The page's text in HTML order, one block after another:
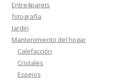
Entre4parets
fotografía
Jardín
Mantenimiento del hogar
Calefacción
Cristales
Espejos